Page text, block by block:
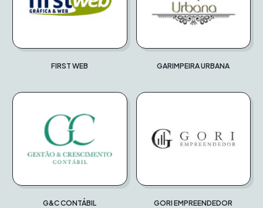
FIRST WEB GARIMPEIRA URBANA
G&C CONTÁBIL GORI EMPREENDEDOR